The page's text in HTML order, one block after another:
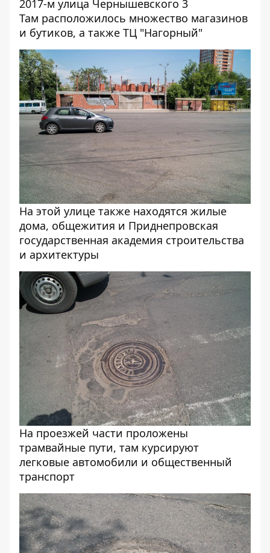
Там расположилось множество магазинов
и бутиков, а также ТЦ "Нагорный"
На этой улице также находятся жилые
дома, общежития и Приднепровская
государственная академия строительства
и архитектуры
На проезжей части проложены
трамвайные пути, там курсируют
легковые автомобили и общественный
транспорт